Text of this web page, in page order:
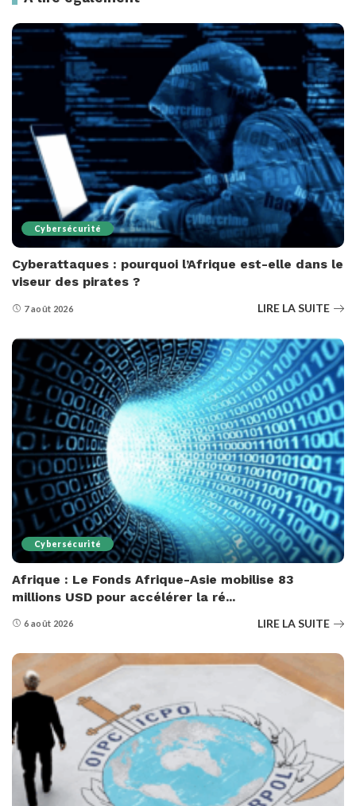
Cybersécurité
Cyberattaques : pourquoi l’Afrique est-elle dans le
viseur des pirates ?
7 août 2026 LIRE LA SUITE
Cybersécurité
Afrique : Le Fonds Afrique-Asie mobilise 83
millions USD pour accélérer la ré...
6 août 2026 LIRE LA SUITE